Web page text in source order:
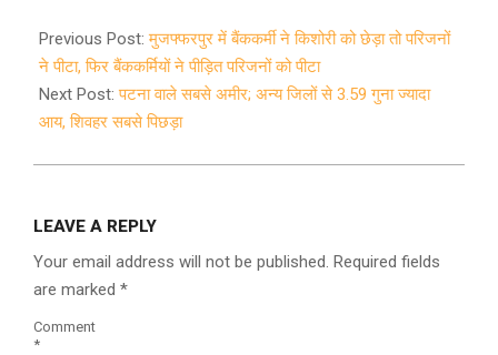
02-
20
Previous Post:मुजफ्फरपुर में बैंककर्मी ने किशोरी को छेड़ा तो परिजनों
ने पीटा, फिर बैंककर्मियों ने पीड़ित परिजनों को पीटा
Next Post:पटना वाले सबसे अमीर; अन्य जिलों से 3.59 गुना ज्यादा
आय, शिवहर सबसे पिछड़ा
LEAVE A REPLY
Your email address will not be published. Required fields
are marked *
Comment
*